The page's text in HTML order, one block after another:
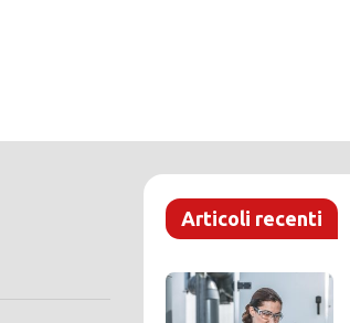
Articoli recenti